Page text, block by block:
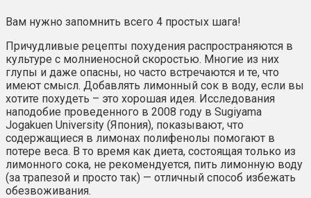
Вам нужно запомнить всего 4 простых шага!
Причудливые рецепты похудения распространяются в
культуре с молниеносной скоростью. Многие из них
глупы и даже опасны, но часто встречаются и те, что
имеют смысл. Добавлять лимонный сок в воду, если вы
хотите похудеть – это хорошая идея. Исследования
наподобие проведенного в 2008 году в Sugiyama
Jogakuen University (Япония), показывают, что
содержащиеся в лимонах полифенолы помогают в
потере веса. В то время как диета, состоящая только из
лимонного сока, не рекомендуется, пить лимонную воду
(за трапезой и просто так) — отличный способ избежать
обезвоживания.